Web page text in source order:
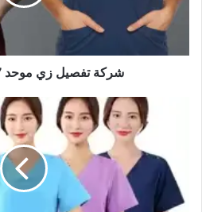
شركة تفصيل زي موحد 0597212937